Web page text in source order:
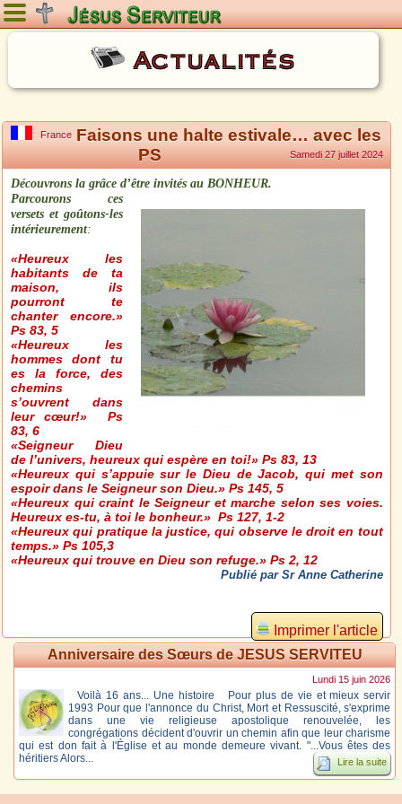
Samedi 8 août 2026
Actualités
France Faisons une halte estivale… avec les
PS
Samedi 27 juillet 2024
Découvrons la grâce d’être invités au BONHEUR.
Parcourons ces
versets et goûtons-les
intérieurement:
«Heureux les
habitants de ta
maison, ils
pourront te
chanter encore.»
Ps 83, 5
«Heureux les
hommes dont tu
es la force, des
chemins
s’ouvrent dans
leur cœur!» Ps
83, 6
«Seigneur Dieu
de l’univers, heureux qui espère en toi!» Ps 83, 13
«Heureux qui s’appuie sur le Dieu de Jacob, qui met son
espoir dans le Seigneur son Dieu.» Ps 145, 5
«Heureux qui craint le Seigneur et marche selon ses voies.
Heureux es-tu, à toi le bonheur.» Ps 127, 1-2
«Heureux qui pratique la justice, qui observe le droit en tout
temps.» Ps 105,3
«Heureux qui trouve en Dieu son refuge.» Ps 2, 12
Publié par Sr Anne Catherine
Imprimer l'article
Anniversaire des Sœurs de JESUS SERVITEU
Lundi 15 juin 2026
Voilà 16 ans... Une histoire Pour plus de vie et mieux servir
1993 Pour que l'annonce du Christ, Mort et Ressuscité, s'exprime
dans une vie religieuse apostolique renouvelée, les
congrégations décident d'ouvrir un chemin afin que leur charisme
qui est don fait à l'Église et au monde demeure vivant. "...Vous êtes des
héritiers Alors...
Lire la suite